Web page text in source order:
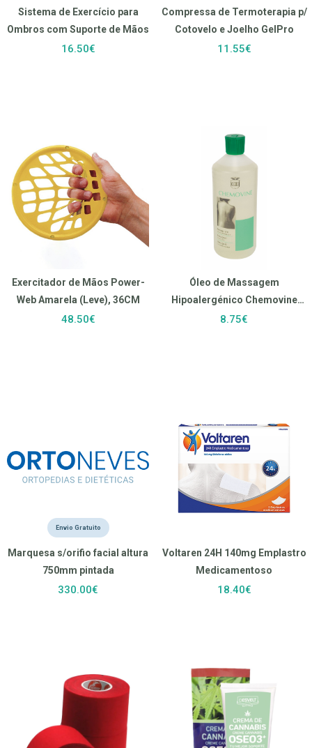
Sistema de Exercício para
Ombros com Suporte de Mãos
16.50€
Compressa de Termoterapia p/
Cotovelo e Joelho GelPro
11.55€
Exercitador de Mãos Power-
Web Amarela (Leve), 36CM
48.50€
Óleo de Massagem
Hipoalergénico Chemovine
(500 ml)
8.75€
Envio Gratuito
Marquesa s/orifio facial altura
750mm pintada
330.00€
Voltaren 24H 140mg Emplastro
Medicamentoso
18.40€